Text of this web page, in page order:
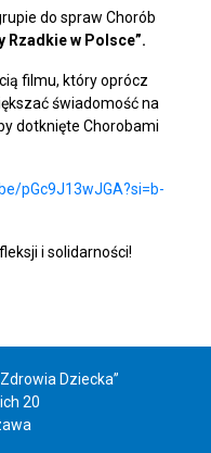
do spraw Chorób
Rzadkie w Polsce”.
filmu, który oprócz
świadomość na
dotknięte Chorobami
pGc9J13wJGA?si=b-
i solidarności!
Dziecka”
20